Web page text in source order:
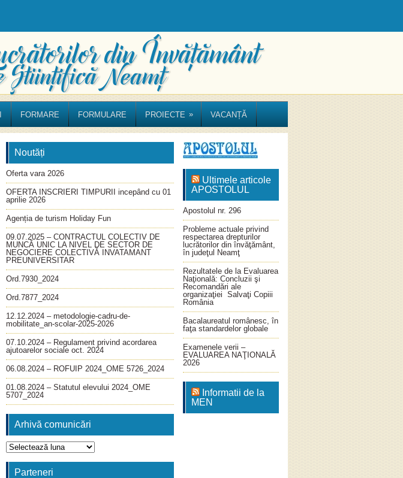
FORMARE FORMULARE PROIECTE » VACANȚĂ
Noutăți
Oferta vara 2026
OFERTA INSCRIERI TIMPURII incepând cu 01
aprilie 2026
Agenția de turism Holiday Fun
09.07.2025 – CONTRACTUL COLECTIV DE
MUNCĂ UNIC LA NIVEL DE SECTOR DE
NEGOCIERE COLECTIVĂ INVATAMANT
PREUNIVERSITAR
Ord.7930_2024
Ord.7877_2024
12.12.2024 – metodologie-cadru-de-
mobilitate_an-scolar-2025-2026
07.10.2024 – Regulament privind acordarea
ajutoarelor sociale oct. 2024
06.08.2024 – ROFUIP 2024_OME 5726_2024
01.08.2024 – Statutul elevului 2024_OME
5707_2024
Arhivă comunicări
Arhivă
comunicări
Parteneri
Ultimele articole
APOSTOLUL
Apostolul nr. 296
Probleme actuale privind
respectarea drepturilor
lucrătorilor din învăţământ,
în judeţul Neamţ
Rezultatele de la Evaluarea
Naţională: Concluzii şi
Recomandări ale
organizaţiei Salvaţi Copiii
România
Bacalaureatul românesc, în
faţa standardelor globale
Examenele verii –
EVALUAREA NAŢIONALĂ
2026
Informatii de la
MEN